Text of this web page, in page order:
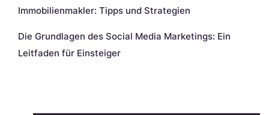
Immobilienmakler: Tipps und Strategien
Die Grundlagen des Social Media Marketings: Ein
Leitfaden für Einsteiger